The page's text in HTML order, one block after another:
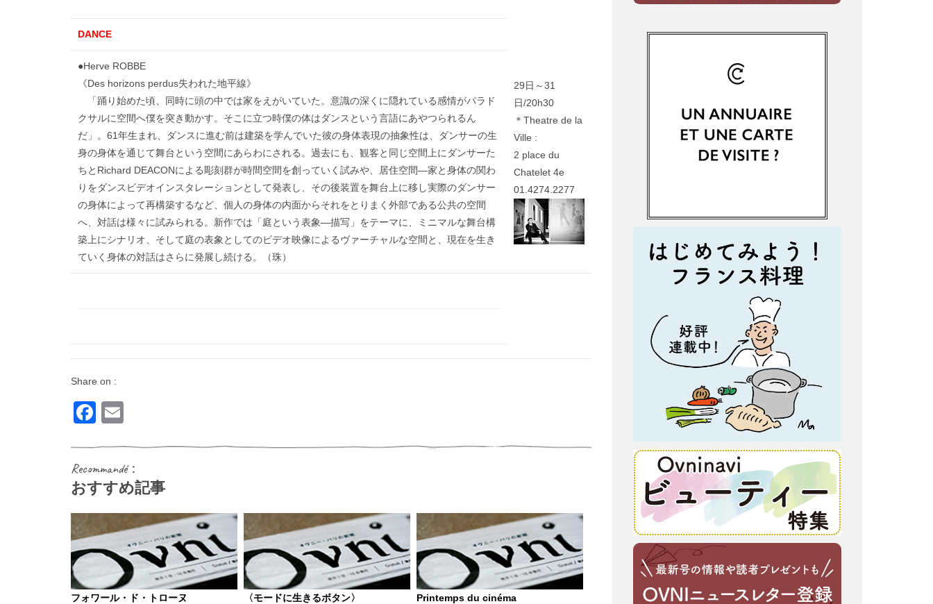
DANCE
●Herve ROBBE
《Des horizons perdus失われた地平線》
「踊り始めた頃、同時に頭の中では家をえがいていた。意識の深くに隠れている感情がパラド
クサルに空間へ僕を突き動かす。そこに立つ時僕の体はダンスという言語にあやつられるん
だ」。61年生まれ、ダンスに進む前は建築を学んでいた彼の身体表現の抽象性は、ダンサーの生
身の身体を通じて舞台という空間にあらわにされる。過去にも、観客と同じ空間上にダンサーた
ちとRichard DEACONによる彫刻群が時間空間を創っていく試みや、居住空間—家と身体の関わ
りをダンスビデオインスタレーションとして発表し、その後装置を舞台上に移し実際のダンサー
の身体によって再構築するなど、個人の身体の内面からそれをとりまく外部である公共の空間
へ、対話は様々に試みられる。新作では「庭という表象—描写」をテーマに、ミニマルな舞台構
築上にシナリオ、そして庭の表象としてのビデオ映像によるヴァーチャルな空間と、現在を生き
ていく身体の対話はさらに発展し続ける。（珠）
29日～31
日/20h30
＊Theatre de la
Ville :
2 place du
Chatelet 4e
01.4274.2277
Share on :
Facebook
Recommandé：
おすすめ記事
フォワール・ド・トローヌ 〈モードに生きるボタン〉 Printemps du cinéma